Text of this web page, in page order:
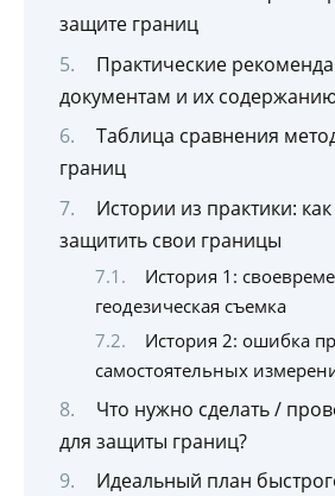
защите границ
Практические
документам и их
Таблица сравнения
границ
Истории из практики:
защитить свои границы
История 1:
геодезическая съемка
История 2: ошибка
самостоятельных
Что нужно сделать /
для защиты границ?
Идеальный план